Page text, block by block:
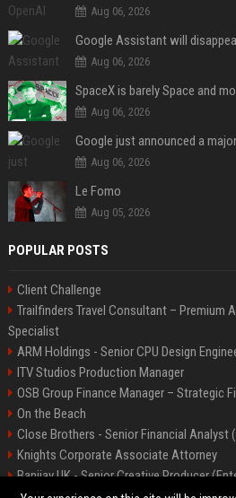
Aug 06, 2026
Google Assistant will
Aug 06, 2026
SpaceX is barely Space and
Aug 06, 2026
Aug 06, 2026
Le Fomo
Aug 05, 2026
POPULAR POSTS
Client Challenge
Trailfinders Travel Consultant – Premium
Specialist
ARM Holdings - Senior CPU Design
ITV Studios Production Manager
OSB Group Finance Manager – Strategic
On the Beach
Close Brothers - Senior Financial Analyst
Knights Corporate Associate Attorney
Banijay UK - Senior Creative Producer